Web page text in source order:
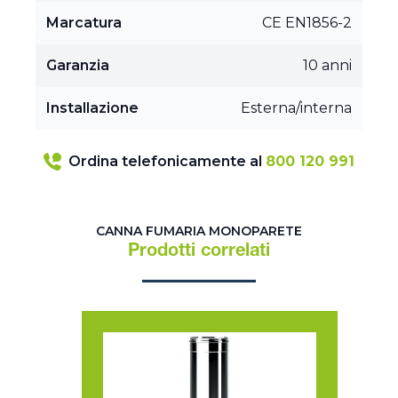
Marcatura CE EN1856-2
Garanzia 10 anni
Installazione Esterna/interna
Ordina telefonicamente al 800 120 991
CANNA FUMARIA MONOPARETE
Prodotti correlati